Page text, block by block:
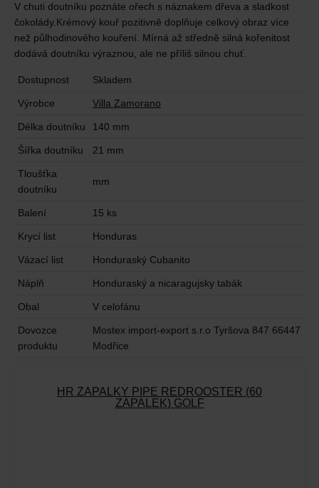
V chuti doutníku poznáte ořech s náznakem dřeva a sladkost
čokolády.Krémový kouř pozitivně doplňuje celkový obraz více
než půlhodinového kouření. Mírná až středně silná kořenitost
dodává doutníku výraznou, ale ne příliš silnou chuť.
Dostupnost Skladem
Výrobce Villa Zamorano
Délka doutníku 140 mm
Šířka doutníku 21 mm
Tloušťka
doutníku
mm
Balení 15 ks
Krycí list Honduras
Vázací list Honduraský Cubanito
Náplň Honduraský a nicaragujsky tabák
Obal V celofánu
Dovozce
produktu
Mostex import-export s.r.o Tyršova 847 66447
Modřice
HR ZÁPALKY PIPE REDROOSTER (60
ZÁPALEK) GOLF